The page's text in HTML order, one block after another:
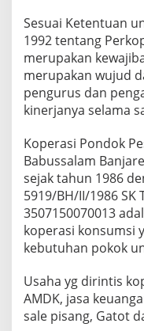
Sesuai Ketentuan
1992 tentang
merupakan
merupakan wujud
pengurus dan
kinerjanya selama
Koperasi Pondok
Babussalam
sejak tahun 1986
5919/BH/II/1986 SK
3507150070013
koperasi konsumsi
kebutuhan pokok
Usaha yg dirintis
AMDK, jasa
sale pisang, Gatot